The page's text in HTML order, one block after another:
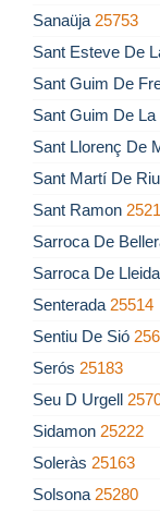
Sanaüja 25753
Sant Esteve De
Sant Guim De
Sant Guim De La
Sant Llorenç De
Sant Martí De
Sant Ramon
Sarroca De
Sarroca De Lleida
Senterada 25514
Sentiu De Sió
Serós 25183
Seu D Urgell
Sidamon 25222
Soleràs 25163
Solsona 25280